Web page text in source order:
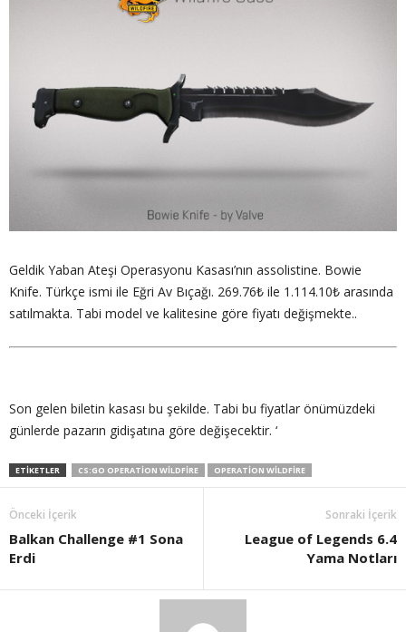
Geldik Yaban Ateşi Operasyonu Kasası’nın assolistine. Bowie
Knife. Türkçe ismi ile Eğri Av Bıçağı. 269.76₺ ile 1.114.10₺ arasında
satılmakta. Tabi model ve kalitesine göre fiyatı değişmekte..
Son gelen biletin kasası bu şekilde. Tabi bu fiyatlar önümüzdeki
günlerde pazarın gidişatına göre değişecektir. ‘
ETIKETLER CS:GO OPERATION WILDFIRE OPERATION WILDFIRE
Önceki İçerik
Balkan Challenge #1 Sona
Erdi
Sonraki İçerik
League of Legends 6.4
Yama Notları